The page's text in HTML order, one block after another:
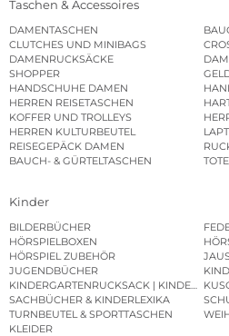
Taschen & Accessoires
DAMENTASCHEN
CLUTCHES UND MINIBAGS
DAMENRUCKSÄCKE
SHOPPER
HANDSCHUHE DAMEN
HERREN REISETASCHEN
KOFFER UND TROLLEYS
HERREN KULTURBEUTEL
REISEGEPÄCK DAMEN
BAUCH- & GÜRTELTASCHEN
Kinder
BILDERBÜCHER
HÖRSPIELBOXEN
HÖRSPIEL ZUBEHÖR
JUGENDBÜCHER
KINDERGARTENRUCKSACK |
SACHBÜCHER & KINDERLEXIKA
TURNBEUTEL & SPORTTASCHEN
KLEIDER